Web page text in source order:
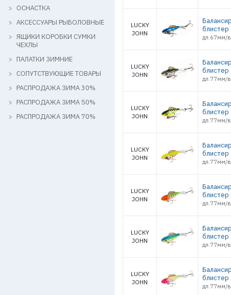
ОСНАСТКА
АКСЕССУАРЫ РЫБОЛОВНЫЕ
ЯЩИКИ КОРОБКИ СУМКИ
ЧЕХЛЫ
ПАЛАТКИ ЗИМНИЕ
СОПУТСТВУЮЩИЕ ТОВАРЫ
РАСПРОДАЖА ЗИМА 30%
РАСПРОДАЖА ЗИМА 50%
РАСПРОДАЖА ЗИМА 70%
LUCKY
JOHN
блистер
дл.67мм/
LUCKY
JOHN
блистер
дл.77мм/
LUCKY
JOHN
блистер
дл.77мм/
LUCKY
JOHN
блистер
дл.77мм/
LUCKY
JOHN
блистер
дл.77мм/
LUCKY
JOHN
блистер
дл.77мм/
LUCKY
JOHN
блистер
дл.77мм/